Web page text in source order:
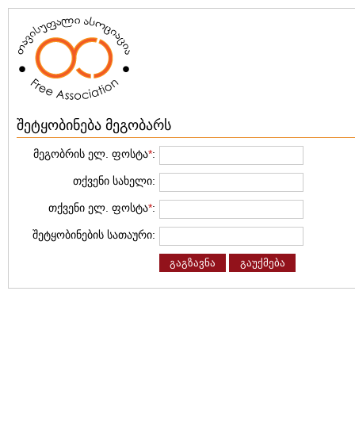
შეტყობინება მეგობარს
მეგობრის ელ. ფოსტა*:
თქვენი სახელი:
თქვენი ელ. ფოსტა*:
შეტყობინების სათაური:
გაგზავნა გაუქმება